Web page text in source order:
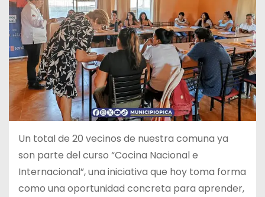
Un total de 20 vecinos de nuestra comuna ya
son parte del curso “Cocina Nacional e
Internacional”, una iniciativa que hoy toma forma
como una oportunidad concreta para aprender,